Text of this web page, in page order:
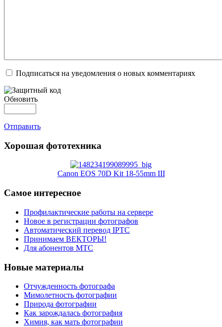
Подписаться на уведомления о новых комментариях
Обновить
Отправить
Хорошая фототехника
Canon EOS 70D Kit 18-55mm III
Самое интересное
Профилактические работы на сервере
Новое в регистрации фотографов
Автоматический перевод IPTC
Принимаем ВЕКТОРЫ!
Для абонентов МТС
Новые материалы
Отчужденность фотографа
Мимолетность фотографии
Природа фотографии
Как зарождалась фотография
Химия, как мать фотографии